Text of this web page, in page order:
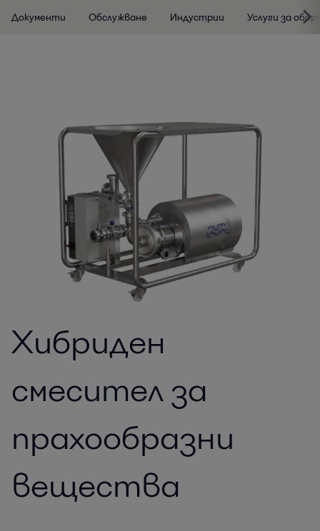
Документи Обслужване Индустрии Услуги за
Хибриден
смесител за
прахообразни
вещества